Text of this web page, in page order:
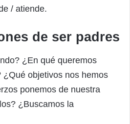
/ atiende.
de ser padres
¿En qué queremos
¿Qué objetivos nos hemos
ponemos de nuestra
¿Buscamos la